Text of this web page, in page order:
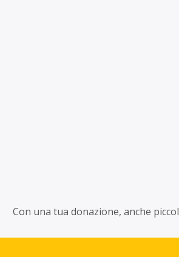
Con una tua donazione, anche